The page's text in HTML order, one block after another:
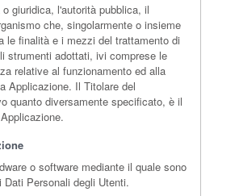
giuridica, l'autorità pubblica, il
che, singolarmente o insieme
le finalità e i mezzi del trattamento di
strumenti adottati, ivi comprese le
relative al funzionamento ed alla
Applicazione. Il Titolare del
quanto diversamente specificato, è il
o software mediante il quale sono
Personali degli Utenti.